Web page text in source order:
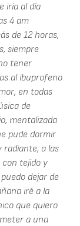
iría al día
4 am
de 12 horas,
siempre
tener
al ibuprofeno
en todas
de
mentalizada
pude dormir
radiante, a las
con tejido y
dejar de
iré a la
que quiero
a una